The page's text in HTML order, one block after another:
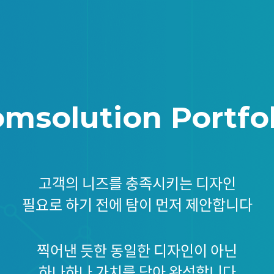
고객의 니즈를 충족시키는 디자인
필요로 하기 전에 탐이 먼저 제안합니다
찍어낸 듯한 동일한 디자인이 아닌